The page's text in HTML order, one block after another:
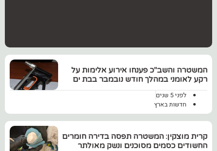
המשטרה והשב"כ פענחו אירוע אלימות על
רקע לאומני במהלך חודש נובמבר בבת ים
לפני 5 שנים
חדשות בארץ
קרית מוצקין: המשטרה תפסה בדירה חומרים
החשודים כסמים מסוכנים ונשק מאולתר